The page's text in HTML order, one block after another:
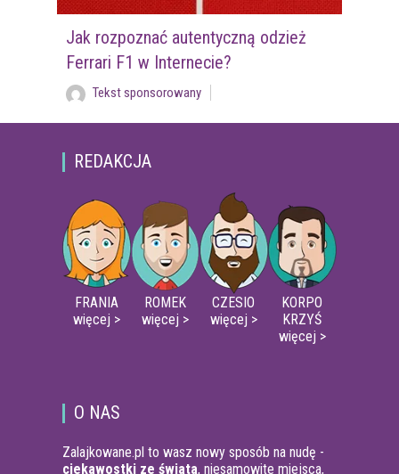
Jak rozpoznać autentyczną odzież
Ferrari F1 w Internecie?
Tekst sponsorowany
REDAKCJA
FRANIA
więcej >
ROMEK
więcej >
CZESIO
więcej >
KORPO
KRZYŚ
więcej >
O NAS
Zalajkowane.pl to wasz nowy sposób na nudę -
ciekawostki ze świata, niesamowite miejsca,